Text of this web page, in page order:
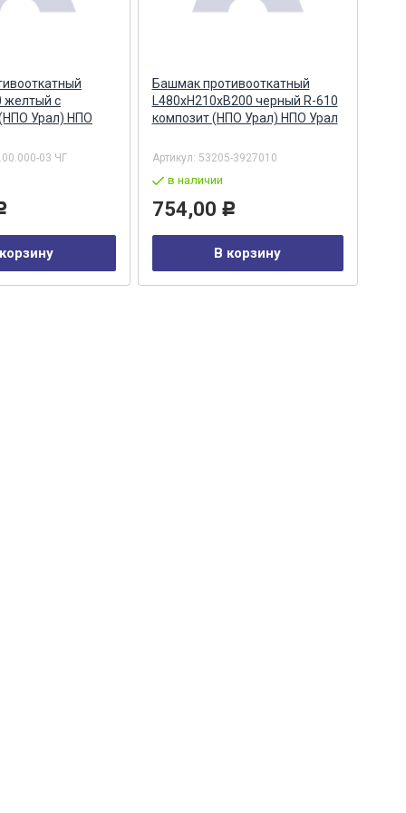
желтый с
Урал) НПО
03 ЧГ
Башмак противооткатный
L480хH210хB200 черный R-610
композит (НПО Урал) НПО Урал
Артикул: 53205-3927010
в наличии
754,00 Р
В корзину